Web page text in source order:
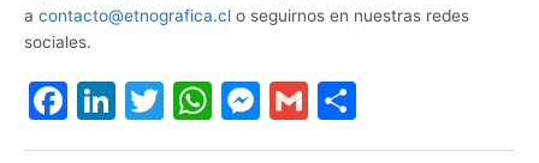
a contacto@etnografica.cl o seguirnos en nuestras redes
sociales.
F
a
Li
n
T
w
W
h
M
e
G
m h